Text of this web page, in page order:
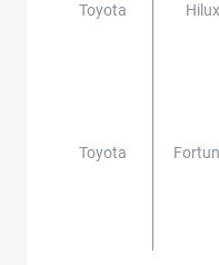
Toyota Hilux
Toyota